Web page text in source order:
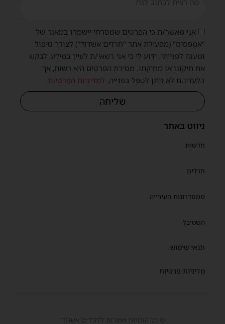
ניווט באתר
חדשות
חרדים
ממסדרונות העירייה
השטיבל
תנאי שימוש
מדיניות פרטיות
אני מאשר/ת כי הפרטים שמסרתי יישמרו במאגר של
"אמפסיס" (מפעילת אתר "חרדים אשדוד") לצורך טיפול
ומענה לפנייתי. ידוע לי כי אני רשאי/ת לעיין במידע, לבקש
את תיקונו או מחיקתו. מסירת הפרטים היא רשות, אך
בלעדיהם לא ניתן לטפל בפנייה. למדיניות הפרטיות.
שליחה
© כל הזכויות שמורות ל'חרדים אשדוד'